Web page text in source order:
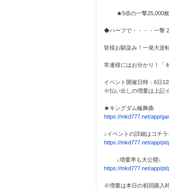
★5倍の一撃25,000枚
◆ハーフで・・・・一撃
皆様お馴染み！一発大逆
常連様にはお分かり！「
イベント開催日時：6日
※払い出しの増量は上記
★キングダム輪舞曲
https://mkd777.net/app/
↓イベントの詳細はコチラ
https://mkd777.net/app/pt/
↓増量率も大公開↓
https://mkd777.net/app/pt/
※増量は本日の初回購入